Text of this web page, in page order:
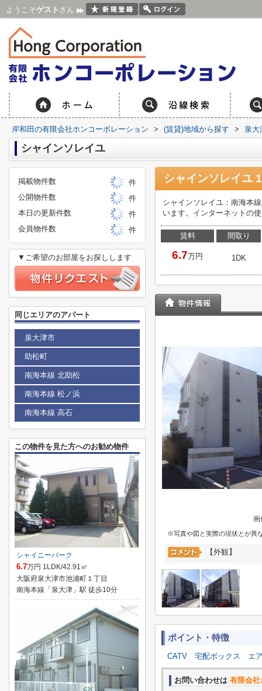
ようこそゲスト さん
岸和田の有限会社ホンコーポレーション > (賃貸)地域から探す > 泉大
シャインソレイユ
シャインソレイユ
シャインソレイユ：南海本
います。インターネットの
賃料
6.7万円
間取り
1DK
画
※写真や図と実際の現状とが異
【外観】
ポイント・特徴
CATV 宅配ボックス エ
お問い合わせは 有限会
掲載物件数
件
公開物件数
件
本日の更新件数
件
会員物件数
件
▼ご希望のお部屋をお探しします
同じエリアのアパート
泉大津市
助松町
南海本線 北助松
南海本線 松ノ浜
南海本線 高石
この物件を見た方へのお勧め物件
シャイニーパーク
6.7万円 1LDK/42.91㎡
大阪府泉大津市池浦町１丁目
南海本線「泉大津」駅 徒歩10分